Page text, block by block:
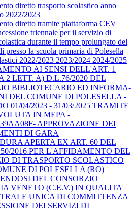
diretto trasporto scolastico anno
2022/2023
diretto tramite piattaforma CEV
triennale per il servizio di
durante il tempo prolungato del
presso la scuola primaria di Polesella
2022/2023 2023/2024 2024/2025
AI SENSI DELL'ART. 1
2 LETT. A) D.L.76/2020 DEL
BIBLIOTECARIO ED INFORMA-
DEL COMUNE DI POLESELLA -
01/04/2023 - 31/03/2025 TRAMITE
IN MEPA -
APPROVAZIONE DEI
DI GARA
APERTA EX ART. 60 DEL
2016 PER L'AFFIDAMENTO DEL
DI TRASPORTO SCOLASTICO
DI POLESELLA (RO)
DEL CONSORZIO
VENETO (C.E.V.) IN QUALITA'
UNICA DI COMMITTENZA
DEI SERVIZI DI